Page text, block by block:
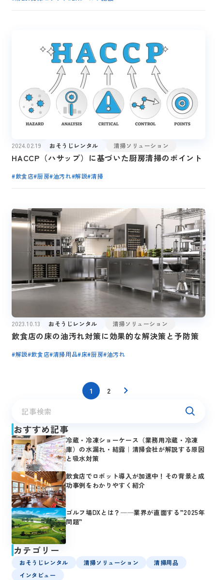
2024.02.19 おそうじレンタル 清掃ソリューション
HACCP（ハサップ）に基づいた厨房清掃のポイント
#飲食店#厨房#油汚れ#解説#清掃
2023.10.13 おそうじレンタル 清掃ソリューション
飲食店の床の油汚れ対策に効果的な解決策と予防策
#解説#飲食店#清掃用品#床#厨房#油汚れ
1 2
おすすめ記事
冷蔵・冷凍ショーケース（業務用冷蔵・冷凍
庫）の水漏れ・結露｜清掃会社が解説する原因
と吸水対策
飲食店でロボット導入が加速中！その背景と成
功事例をわかりやすく紹介
ゴルフ場DXとは？──業界が直面する”2025年
問題”
カテゴリー
おそうじレンタル 清掃ソリューション
清掃用品
インタビュー